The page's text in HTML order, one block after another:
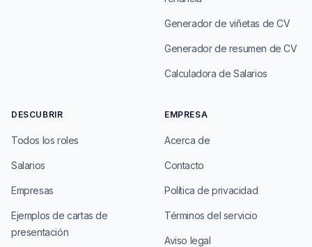
Generador de viñetas de CV
Generador de resumen de CV
Calculadora de Salarios
DESCUBRIR
Todos los roles
Salarios
Empresas
Ejemplos de cartas de
presentación
EMPRESA
Acerca de
Contacto
Política de privacidad
Términos del servicio
Aviso legal